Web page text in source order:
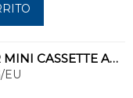
UNIDAD INTERIOR MINI CASSETTE AC071RNNDKG/EU 4 VÍAS WINDFREE
EU